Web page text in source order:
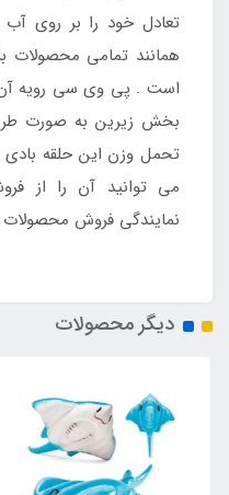
تعادل خود را بر روی
همانند تمامی
است . پی وی سی رویه
بخش زیرین به صورت
می توانید آن را از
نمایندگی فروش محصولات
دیگر محصولات